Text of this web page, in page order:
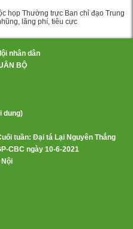
họp Thường trực Ban chỉ đạo Trung
lãng phí, tiêu cực
nhân dân
BỘ
dung)
tuần: Đại tá Lại Nguyên Thắng
CBC ngày 10-6-2021
Nội